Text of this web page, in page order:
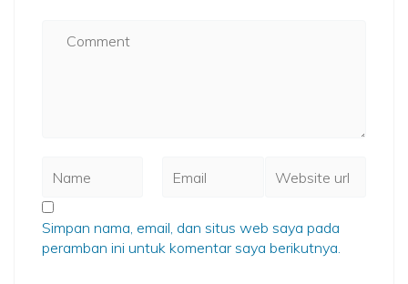
Simpan nama, email, dan situs web saya pada
peramban ini untuk komentar saya berikutnya.